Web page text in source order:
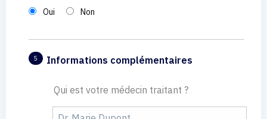
Oui Non
5 Informations complémentaires
Qui est votre médecin traitant ?